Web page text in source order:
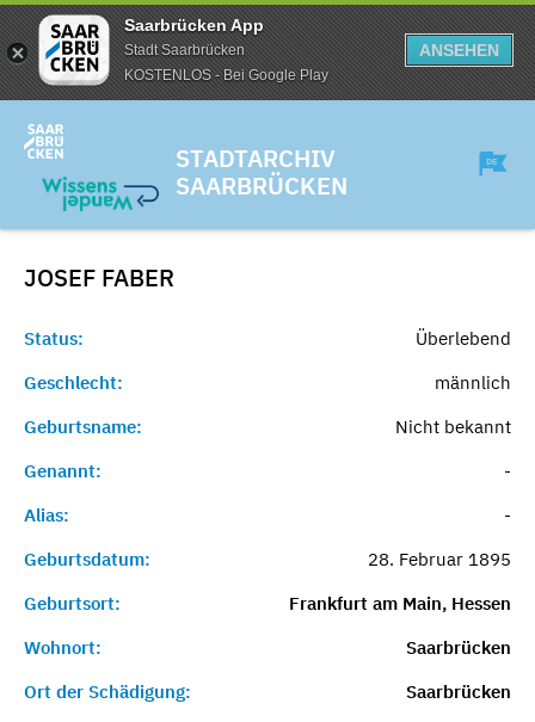
Saarbrücken App
Stadt Saarbrücken
KOSTENLOS - Bei Google Play
ANSEHEN
STADTARCHIV
SAARBRÜCKEN
JOSEF FABER
Status:
Überlebend
Geschlecht:
männlich
Geburtsname:
Nicht bekannt
Genannt:
-
Alias:
-
Geburtsdatum:
28. Februar 1895
Geburtsort:
Frankfurt am Main, Hessen
Wohnort:
Saarbrücken
Ort der Schädigung:
Saarbrücken